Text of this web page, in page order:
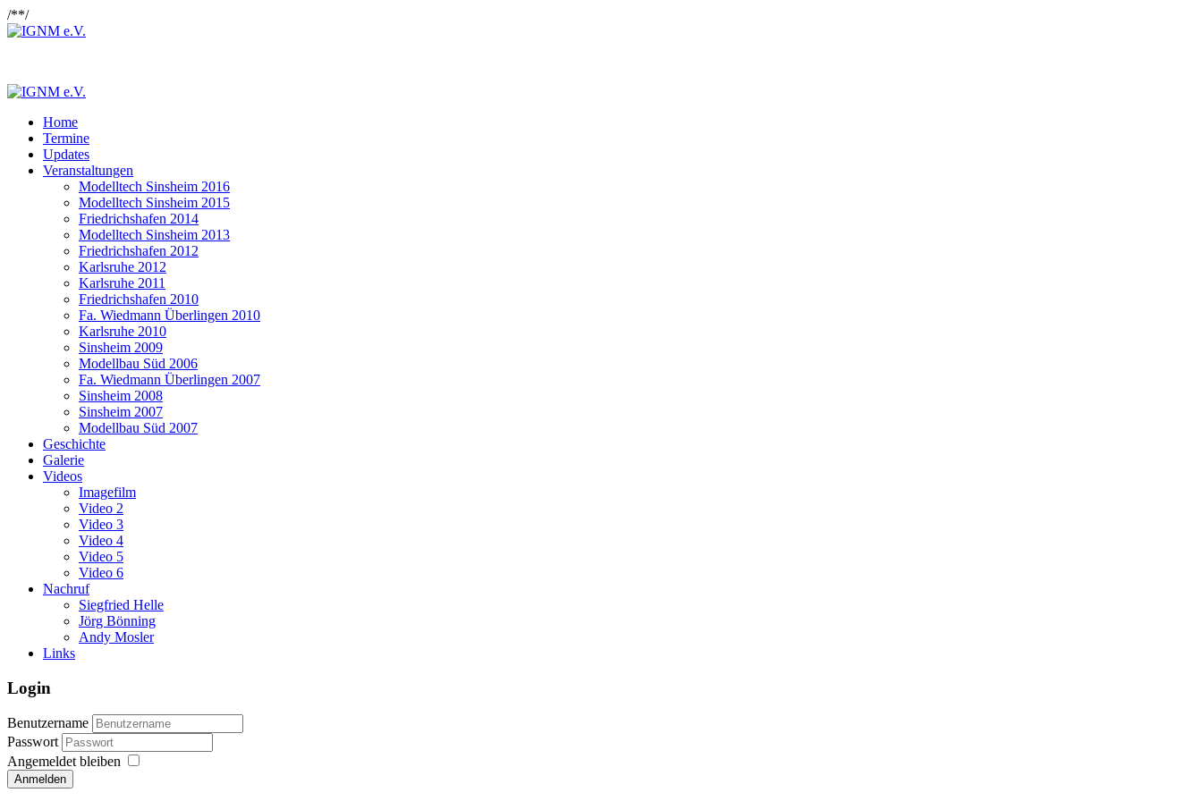
/**/
Home
Termine
Updates
Veranstaltungen
Modelltech Sinsheim 2016
Modelltech Sinsheim 2015
Friedrichshafen 2014
Modelltech Sinsheim 2013
Friedrichshafen 2012
Karlsruhe 2012
Karlsruhe 2011
Friedrichshafen 2010
Fa. Wiedmann Überlingen 2010
Karlsruhe 2010
Sinsheim 2009
Modellbau Süd 2006
Fa. Wiedmann Überlingen 2007
Sinsheim 2008
Sinsheim 2007
Modellbau Süd 2007
Geschichte
Galerie
Videos
Imagefilm
Video 2
Video 3
Video 4
Video 5
Video 6
Nachruf
Siegfried Helle
Jörg Bönning
Andy Mosler
Links
Login
Benutzername
Passwort
Angemeldet bleiben
Anmelden